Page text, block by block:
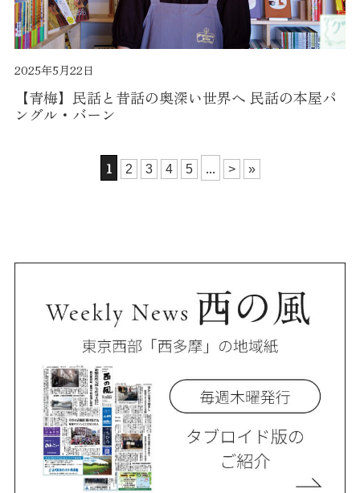
2025年5月22日
【青梅】民話と昔話の奥深い世界へ 民話の本屋パ
ングル・バーン
1 2 3 4 5 ... > »